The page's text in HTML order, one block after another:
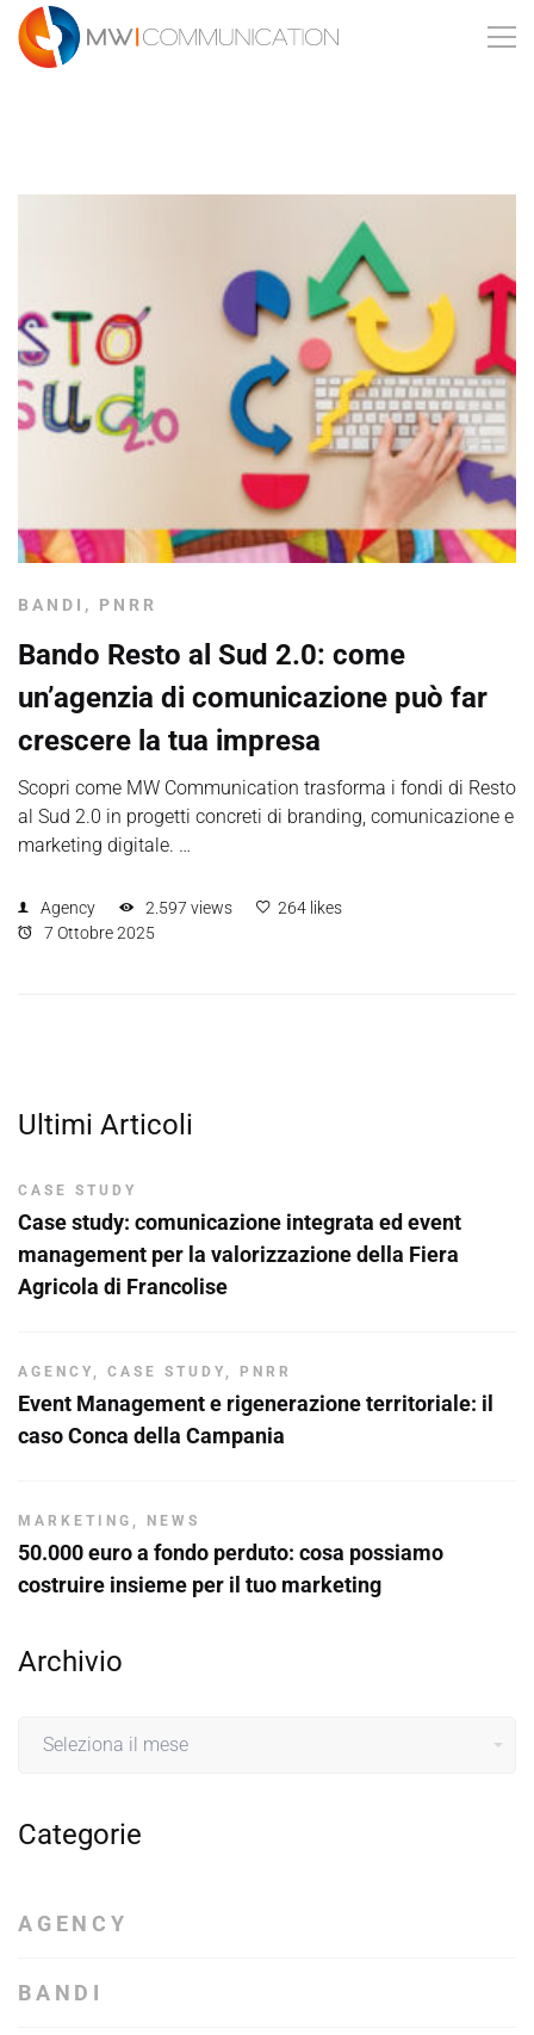
BANDI , PNRR
Bando Resto al Sud 2.0: come
un’agenzia di comunicazione può far
crescere la tua impresa
Scopri come MW Communication trasforma i fondi di Resto
al Sud 2.0 in progetti concreti di branding, comunicazione e
marketing digitale. …
Agency 2.597 views
264 likes
7 Ottobre 2025
Ultimi Articoli
CASE STUDY
Case study: comunicazione integrata ed event
management per la valorizzazione della Fiera
Agricola di Francolise
AGENCY , CASE STUDY , PNRR
Event Management e rigenerazione territoriale: il
caso Conca della Campania
MARKETING , NEWS
50.000 euro a fondo perduto: cosa possiamo
costruire insieme per il tuo marketing
Archivio
Categorie
AGENCY
BANDI